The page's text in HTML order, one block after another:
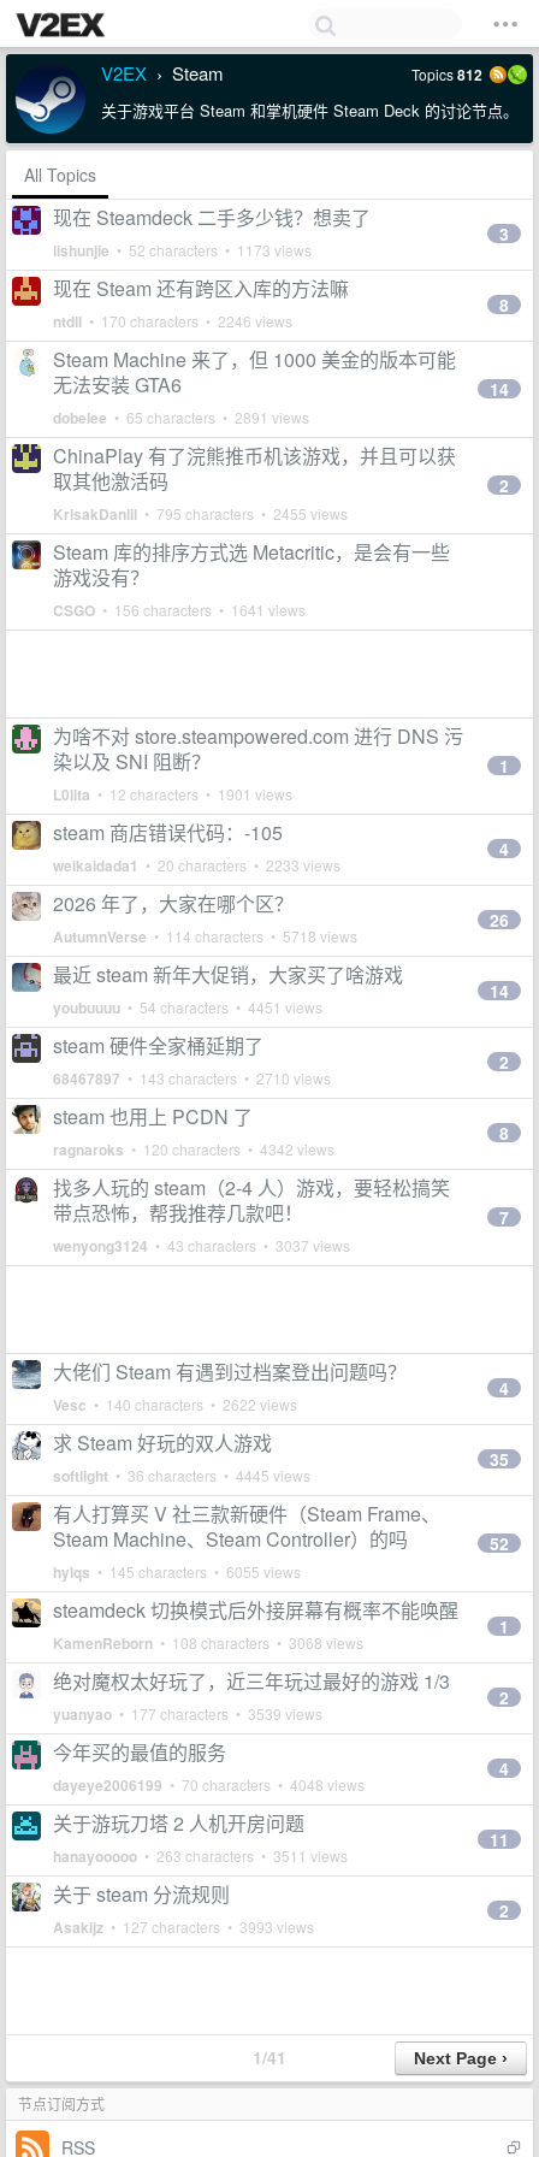
V2EX › Steam Topics812
关于游戏平台 Steam 和掌机硬件 Steam Deck 的讨论节点。
All Topics
现在 Steamdeck 二手多少钱？想卖了
lishunjie • 52 characters • 1173 views
3
现在 Steam 还有跨区入库的方法嘛
ntdll • 170 characters • 2246 views
8
Steam Machine 来了，但 1000 美金的版本可能
无法安装 GTA6
dobelee • 65 characters • 2891 views
14
ChinaPlay 有了浣熊推币机该游戏，并且可以获
取其他激活码
KrisakDaniil • 795 characters • 2455 views
2
Steam 库的排序方式选 Metacritic，是会有一些
游戏没有？
CSGO • 156 characters • 1641 views
为啥不对 store.steampowered.com 进行 DNS 污
染以及 SNI 阻断？
L0lita • 12 characters • 1901 views
1
steam 商店错误代码：-105
weikaidada1 • 20 characters • 2233 views
4
2026 年了，大家在哪个区？
AutumnVerse • 114 characters • 5718 views
26
最近 steam 新年大促销，大家买了啥游戏
youbuuuu • 54 characters • 4451 views
14
steam 硬件全家桶延期了
68467897 • 143 characters • 2710 views
2
steam 也用上 PCDN 了
ragnaroks • 120 characters • 4342 views
8
找多人玩的 steam（2-4 人）游戏，要轻松搞笑
带点恐怖，帮我推荐几款吧！
wenyong3124 • 43 characters • 3037 views
7
大佬们 Steam 有遇到过档案登出问题吗？
Vesc • 140 characters • 2622 views
4
求 Steam 好玩的双人游戏
softlight • 36 characters • 4445 views
35
有人打算买 V 社三款新硬件（Steam Frame、
Steam Machine、Steam Controller）的吗
hylqs • 145 characters • 6055 views
52
steamdeck 切换模式后外接屏幕有概率不能唤醒
KamenReborn • 108 characters • 3068 views
1
绝对魔权太好玩了，近三年玩过最好的游戏 1/3
yuanyao • 177 characters • 3539 views
2
今年买的最值的服务
dayeye2006199 • 70 characters • 4048 views
4
关于游玩刀塔 2 人机开房问题
hanayooooo • 263 characters • 3511 views
11
关于 steam 分流规则
Asakijz • 127 characters • 3993 views
2
1/41
节点订阅方式
RSS